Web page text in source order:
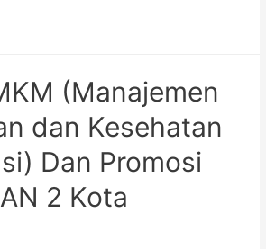
(Manajemen
dan Kesehatan
Dan Promosi
2 Kota